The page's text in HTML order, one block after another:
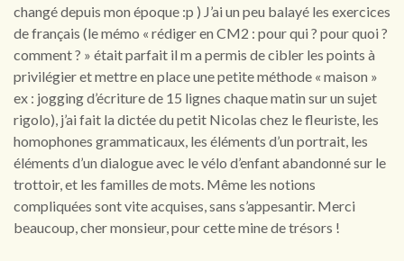
changé depuis mon époque :p ) J’ai un peu balayé les exercices
de français (le mémo « rédiger en CM2 : pour qui ? pour quoi ?
comment ? » était parfait il m a permis de cibler les points à
privilégier et mettre en place une petite méthode « maison »
ex : jogging d’écriture de 15 lignes chaque matin sur un sujet
rigolo), j’ai fait la dictée du petit Nicolas chez le fleuriste, les
homophones grammaticaux, les éléments d’un portrait, les
éléments d’un dialogue avec le vélo d’enfant abandonné sur le
trottoir, et les familles de mots. Même les notions
compliquées sont vite acquises, sans s’appesantir. Merci
beaucoup, cher monsieur, pour cette mine de trésors !